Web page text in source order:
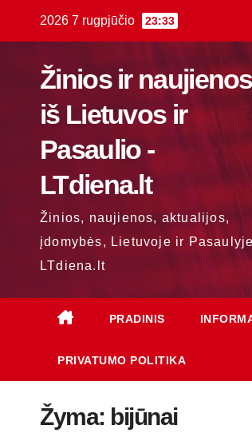
2026 7 rugpjūčio 23:33
Žinios ir naujienos
iš Lietuvos ir
Pasaulio -
LTdiena.lt
Žinios, naujienos, aktualijos,
įdomybės, Lietuvoje ir
LTdiena.lt
PRADINIS
PRIVATUMO POLITIKA
Žyma: bijūnai